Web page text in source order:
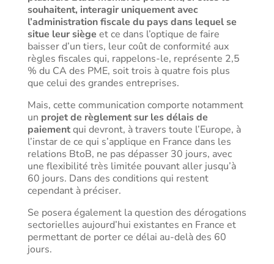
souhaitent, interagir uniquement avec
l’administration fiscale du pays dans lequel se
situe leur siège et ce dans l’optique de faire
baisser d’un tiers, leur coût de conformité aux
règles fiscales qui, rappelons-le, représente 2,5
% du CA des PME, soit trois à quatre fois plus
que celui des grandes entreprises.
Mais, cette communication comporte notamment
un projet de règlement sur les délais de
paiementqui devront, à travers toute l’Europe, à
l’instar de ce qui s’applique en France dans les
relations BtoB, ne pas dépasser 30 jours, avec
une flexibilité très limitée pouvant aller jusqu’à
60 jours. Dans des conditions qui restent
cependant à préciser.
Se posera également la question des dérogations
sectorielles aujourd’hui existantes en France et
permettant de porter ce délai au-delà des 60
jours.